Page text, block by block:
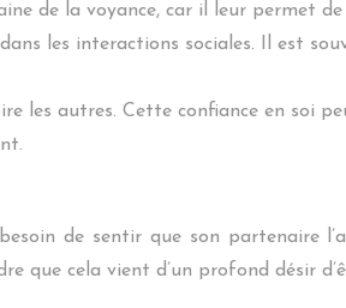
de la voyance, car il leur permet
les interactions sociales. Il est
les autres. Cette confiance en soi
de sentir que son partenaire
que cela vient d’un profond désir